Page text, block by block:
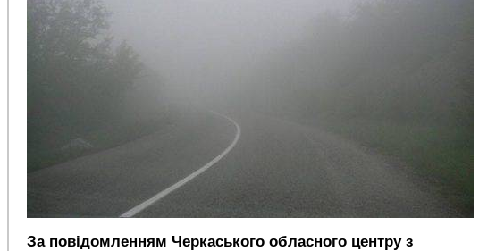
За повідомленням Черкаського обласного центру з